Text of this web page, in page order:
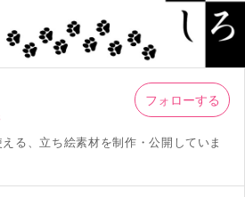
る、立ち絵素材を制作・公開していま
フォローする